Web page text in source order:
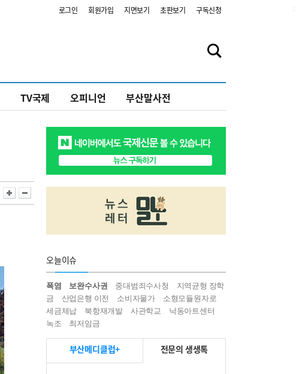
로그인 회원가입 지면보기 초판보기 구독신청
TV국제 오피니언 부산말사전
오늘이슈
폭염 보완수사권 중대범죄수사청
지역균형 장학
금
산업은행 이전 소비자물가
소형모듈원자로
세금체납
북항재개발 사관학교
낙동아트센터
녹조
최저임금
부산메디클럽+ 전문의 생생톡